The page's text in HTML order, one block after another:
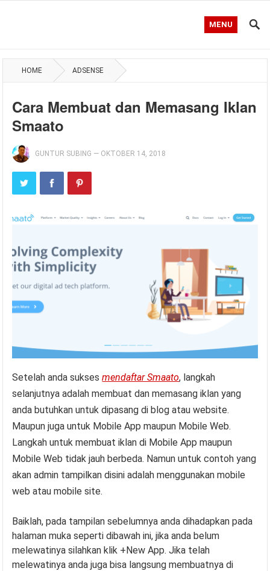
MENU
HOME ADSENSE
Cara Membuat dan Memasang Iklan
Smaato
GUNTUR SUBING — OKTOBER 14, 2018
Setelah anda suksesmendaftar Smaato, langkah
selanjutnya adalah membuat dan memasang iklan yang
anda butuhkan untuk dipasang di blog atau website.
Maupun juga untuk Mobile App maupun Mobile Web.
Langkah untuk membuat iklan di Mobile App maupun
Mobile Web tidak jauh berbeda. Namun untuk contoh yang
akan admin tampilkan disini adalah menggunakan mobile
web atau mobile site.
Baiklah, pada tampilan sebelumnya anda dihadapkan pada
halaman muka seperti dibawah ini, jika anda belum
melewatinya silahkan klik +New App. Jika telah
melewatinya anda juga bisa langsung membuatnya di